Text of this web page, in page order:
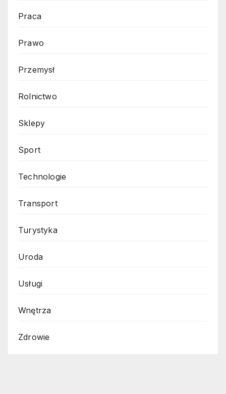
Praca
Prawo
Przemysł
Rolnictwo
Sklepy
Sport
Technologie
Transport
Turystyka
Uroda
Usługi
Wnętrza
Zdrowie